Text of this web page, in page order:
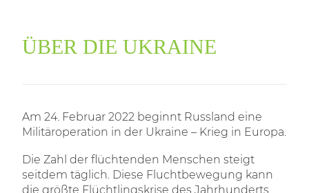
ÜBER DIE UKRAINE
Am 24. Februar 2022 beginnt Russland eine
Militäroperation in der Ukraine – Krieg in Europa.
Die Zahl der flüchtenden Menschen steigt
seitdem täglich. Diese Fluchtbewegung kann
die größte Flüchtlingskrise des Jahrhunderts